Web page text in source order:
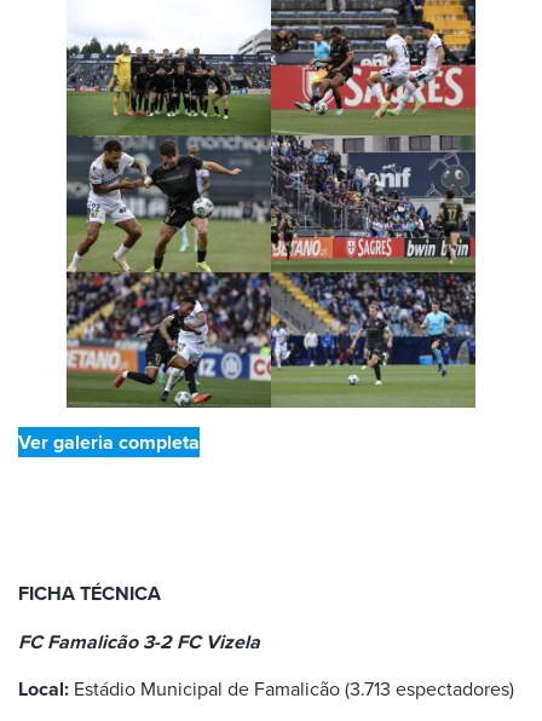
Ver galeria completa
FICHA TÉCNICA
FC Famalicão 3-2 FC Vizela
Local: Estádio Municipal de Famalicão (3.713 espectadores)